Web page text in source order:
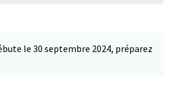
le 30 septembre 2024, préparez